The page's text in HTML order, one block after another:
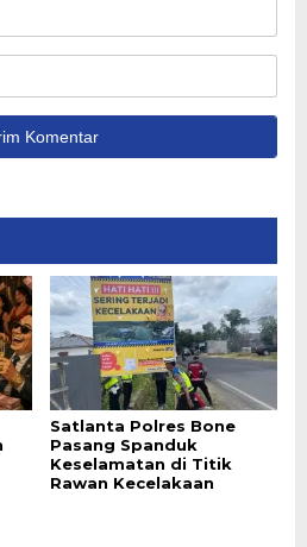
Satlanta Polres Bone
Pasang Spanduk
Keselamatan di Titik
Rawan Kecelakaan